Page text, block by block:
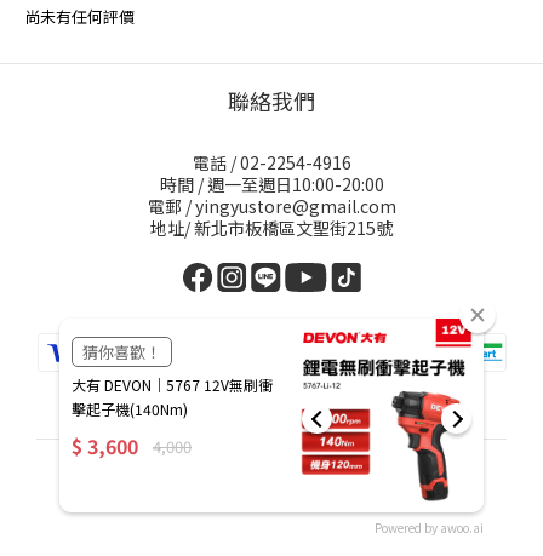
尚未有任何評價
聯絡我們
電話 / 02-2254-4916
時間 / 週一至週日10:00-20:00
電郵 / yingyustore@gmail.com
地址/ 新北市板橋區文聖街215號
Powered by awoo.ai